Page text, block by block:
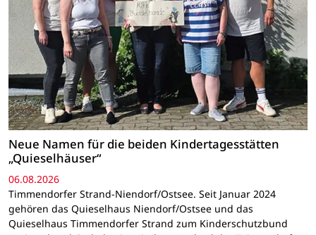
Neue Namen für die beiden Kindertagesstätten
„Quieselhäuser“
06.08.2026
Timmendorfer Strand-Niendorf/Ostsee. Seit Januar 2024
gehören das Quieselhaus Niendorf/Ostsee und das
Quieselhaus Timmendorfer Strand zum Kinderschutzbund